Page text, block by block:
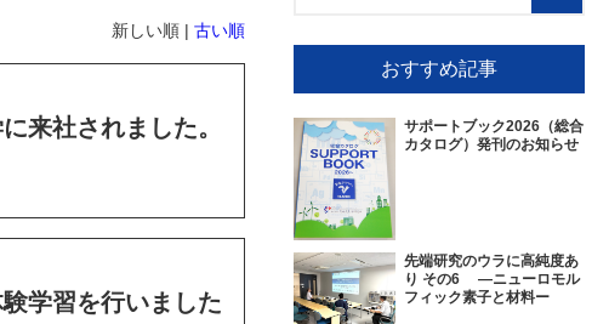
新しい順 | 古い順
来社されました。
学習を行いました
おすすめ記事
サポートブック2026（総合
カタログ）発刊のお知らせ
先端研究のウラに高純度あ
り その6 ―ニューロモル
フィック素子と材料ー